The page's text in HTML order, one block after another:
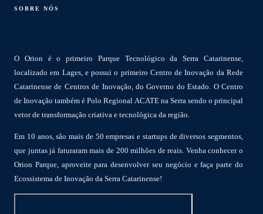
SOBRE NÓS
O Orion é o primeiro Parque Tecnológico da Serra Catarinense,
localizado em Lages, e possui o primeiro Centro de Inovação da Rede
Catarinense de Centros de Inovação, do Governo do Estado. O Centro
de Inovação também é Polo Regional ACATE na Serra sendo o principal
vetor de transformação criativa e tecnológica da região.
Em 10 anos, são mais de 50 empresas e startups de diversos segmentos,
que juntas já faturaram mais de 200 milhões de reais. Venha conhecer o
Orion Parque, aproveite para desenvolver seu negócio e faça parte do
Ecossistema de Inovação da Serra Catarinense!